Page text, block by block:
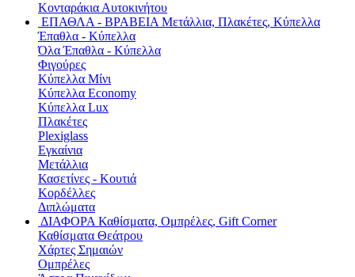
Κονταράκια Αυτοκινήτου
ΕΠΑΘΛΑ - ΒΡΑΒΕΙΑ Μετάλλια, Πλακέτες, Κύπελλα
Έπαθλα - Κύπελλα
Όλα Έπαθλα - Κύπελλα
Φιγούρες
Κύπελλα Μίνι
Κύπελλα Economy
Κύπελλα Lux
Πλακέτες
Plexiglass
Εγκαίνια
Μετάλλια
Κασετίνες - Κουτιά
Κορδέλλες
Διπλώματα
ΔΙΑΦΟΡΑ Καθίσματα, Ομπρέλες, Gift Corner
Καθίσματα Θεάτρου
Χάρτες Σημαιών
Ομπρέλες